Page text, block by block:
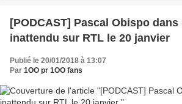
[PODCAST] Pascal Obispo
inattendu sur RTL le 20 janvier
Publié le 20/01/2018 à 13:07
Par 1OO pr 1OO fans